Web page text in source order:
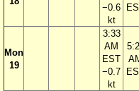
−0.6
kt
Mon
19
3:33
AM
EST
−0.7
kt